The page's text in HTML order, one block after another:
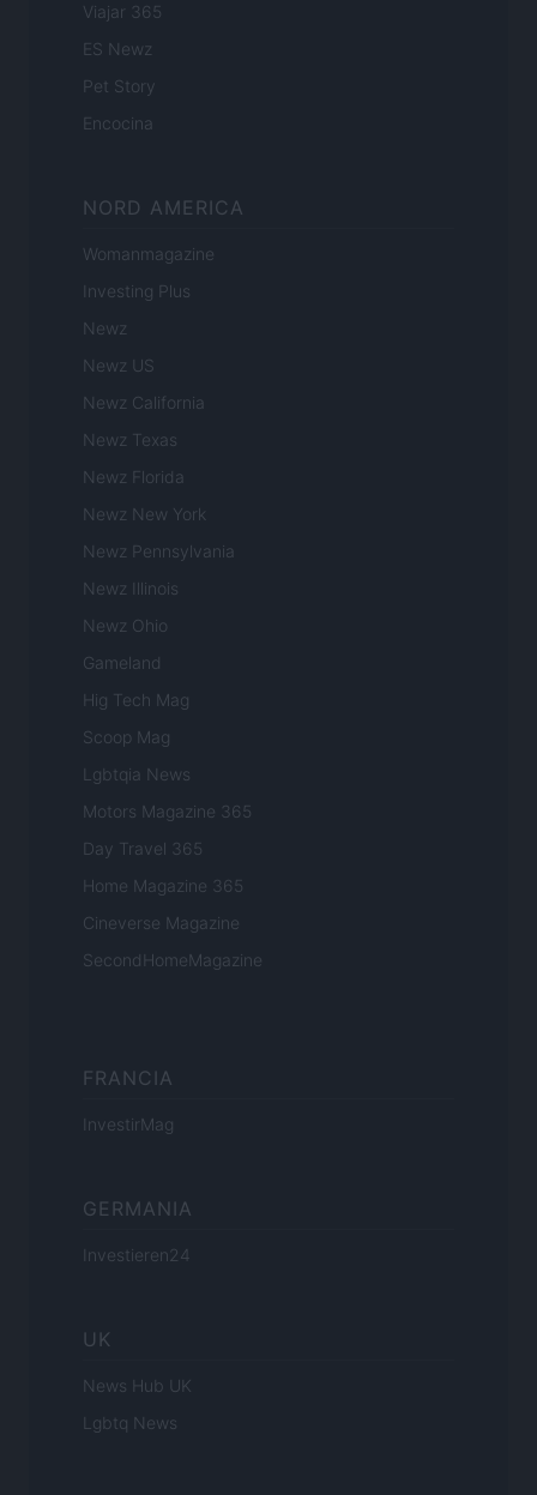
Viajar 365
ES Newz
Pet Story
Encocina
NORD AMERICA
Womanmagazine
Investing Plus
Newz
Newz US
Newz California
Newz Texas
Newz Florida
Newz New York
Newz Pennsylvania
Newz Illinois
Newz Ohio
Gameland
Hig Tech Mag
Scoop Mag
Lgbtqia News
Motors Magazine 365
Day Travel 365
Home Magazine 365
Cineverse Magazine
SecondHomeMagazine
FRANCIA
InvestirMag
GERMANIA
Investieren24
UK
News Hub UK
Lgbtq News